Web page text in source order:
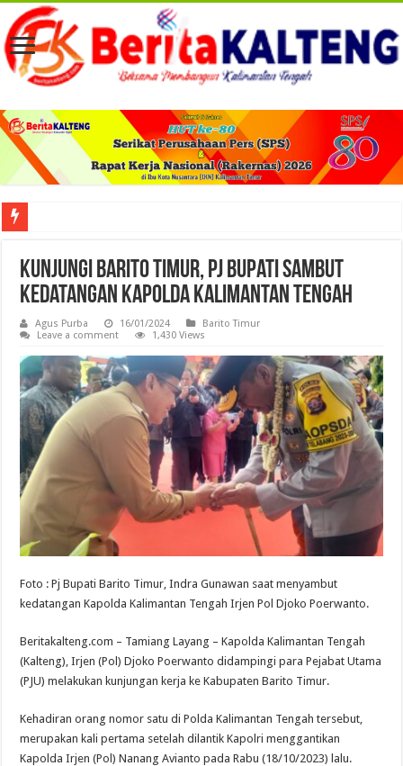
Kunjungi Barito Timur, Pj Bupati Sambut
Kedatangan Kapolda Kalimantan Tengah
Agus Purba 16/01/2024
Barito Timur
Leave a comment
1,430 Views
Foto : Pj Bupati Barito Timur, Indra Gunawan saat menyambut
kedatangan Kapolda Kalimantan Tengah Irjen Pol Djoko Poerwanto.
Beritakalteng.com – Tamiang Layang – Kapolda Kalimantan Tengah
(Kalteng), Irjen (Pol) Djoko Poerwanto didampingi para Pejabat Utama
(PJU) melakukan kunjungan kerja ke Kabupaten Barito Timur.
Kehadiran orang nomor satu di Polda Kalimantan Tengah tersebut,
merupakan kali pertama setelah dilantik Kapolri menggantikan
Kapolda Irjen (Pol) Nanang Avianto pada Rabu (18/10/2023) lalu.